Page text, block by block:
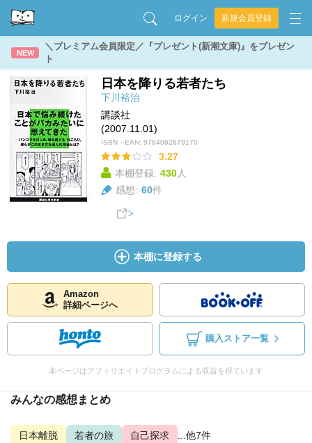
ログイン 新規会員登録
NEW
＼プレミアム会員限定／『プレゼント(新潮文庫)』をプレゼン
ト
日本を降りる若者たち
下川裕治
講談社
(2007.11.01)
ISBN・EAN: 9784062879170
3.27
本棚登録: 430人
感想: 60件
本棚に登録する
Amazon
詳細ページへ
購入ストア一覧
本ページはアフィリエイトプログラムによる収益を得ています
みんなの感想まとめ
日本離脱 若者の旅 自己探求 ...他7件